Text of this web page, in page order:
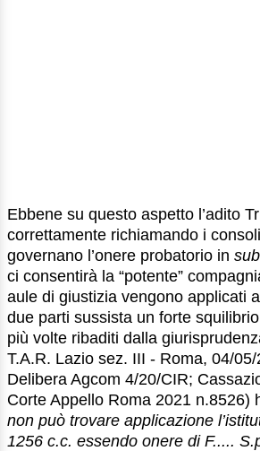
Ebbene su questo aspetto l’adito
correttamente richiamando i
governano l’onere probatorio in
ci consentirà la “potente”
aule di giustizia vengono applicati
due parti sussista un forte
più volte ribaditi dalla
T.A.R. Lazio sez. III - Roma, 04/
Delibera Agcom 4/20/CIR;
Corte Appello Roma 2021 n.8526)
non può trovare applicazione
1256 c.c. essendo onere di F.....